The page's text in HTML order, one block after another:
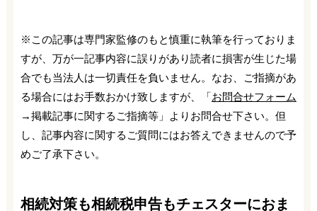
※この記事は専門家監修のもと慎重に執筆を行っておりま
すが、万が一記事内容に誤りがあり読者に損害が生じた場
合でも当法人は一切責任を負いません。なお、ご指摘があ
る場合にはお手数おかけ致しますが、「お問合せフォーム
→掲載記事に関するご指摘等」よりお問合せ下さい。但
し、記事内容に関するご質問にはお答えできませんので予
めご了承下さい。
相続対策も相続税申告もチェスターにおま